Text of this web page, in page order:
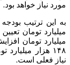
مورد نیاز خواهد بود.
میلیارد تومان
۱۴۸ هزار
نیاز فعلی است.